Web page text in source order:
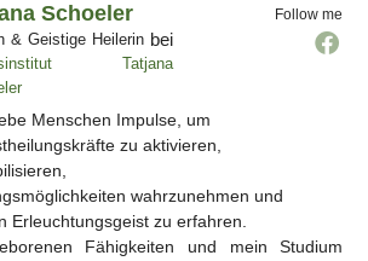
Follow me
Schoeler
& Geistige Heilerin bei
Tatjana
Menschen Impulse, um
zu aktivieren,
wahrzunehmen und
Erleuchtungsgeist zu erfahren.
Fähigkeiten und mein Studium